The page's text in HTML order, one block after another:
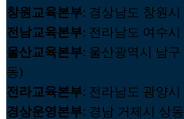
창원교육본부: 경상남도 창원
전남교육본부: 전라남도 여수
울산교육본부: 울산광역시 남구
동)
전라교육본부: 전라남도 광양시
경상운영본부: 경남 거제시 상